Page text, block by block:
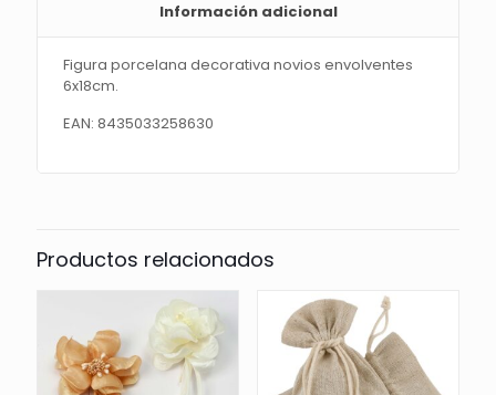
Información adicional
Figura porcelana decorativa novios envolventes
6x18cm.
EAN: 8435033258630
Productos relacionados